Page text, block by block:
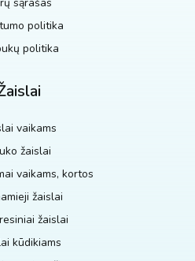
politika
politika
vaikams
žaislai
vaikams, kortos
žaislai
žaislai
kūdikiams